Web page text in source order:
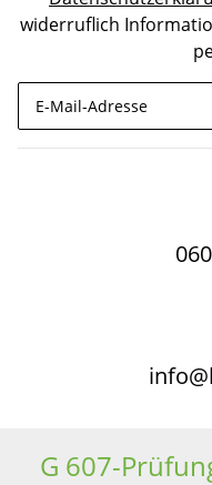
widerruflich
G 607-